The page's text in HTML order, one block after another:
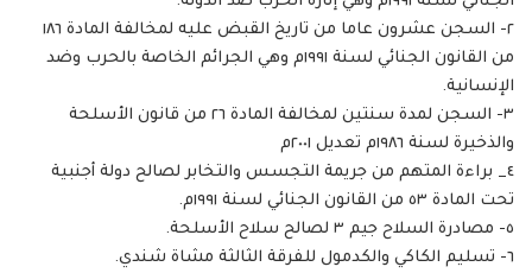
٢- السجن عشرون عاما من تاريخ القبض عليه لمخالفة المادة ١٨٦
من القانون الجنائي لسنة ١٩٩١م وهي الجرائم الخاصة بالحرب وضد
الإنسانية.
٣- السجن لمدة سنتين لمخالفة المادة ٢٦ من قانون الأسلحة
والذخيرة لسنة ١٩٨٦م تعديل ٢٠٠١م
٤_ براءة المتهم من جريمة التجسس والتخابر لصالح دولة أجنبية
تحت المادة ٥٣ من القانون الجنائي لسنة ١٩٩١م.
٥- مصادرة السلاح جيم ٣ لصالح سلاح الأسلحة.
٦- تسليم الكاكي والكدمول للفرقة الثالثة مشاة شندي.